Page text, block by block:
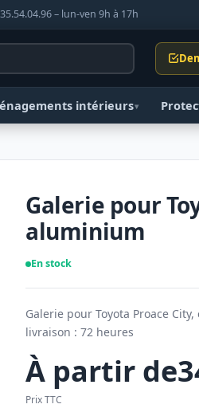
– lun-ven 9h à 17h
intérieurs▾
Galerie pour
aluminium
En stock
Galerie pour Toyota Proace
livraison : 72 heures
À partir de
Prix TTC